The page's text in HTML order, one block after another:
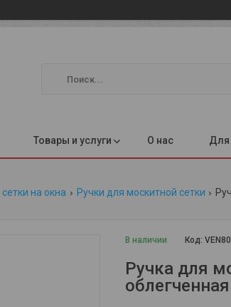
Товары и услуги О нас Для
на окна Ручки для москитной сетки
В наличии Код:
Ручка для